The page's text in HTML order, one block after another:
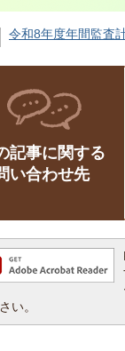
令和8年度年間監査
記事に関する
い合わせ先
い。